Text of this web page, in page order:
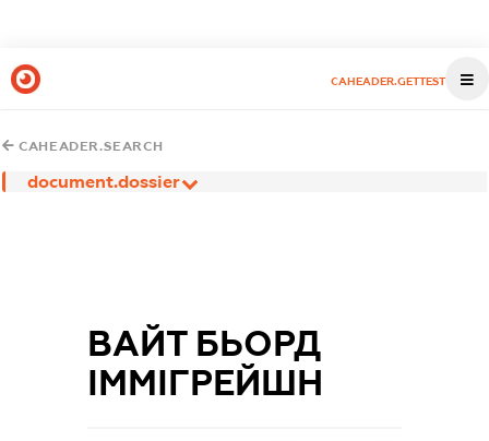
CAHEADER.GETTEST
CAHEADER.SEARCH
document.dossier
ВАЙТ БЬОРД
ІММІГРЕЙШН